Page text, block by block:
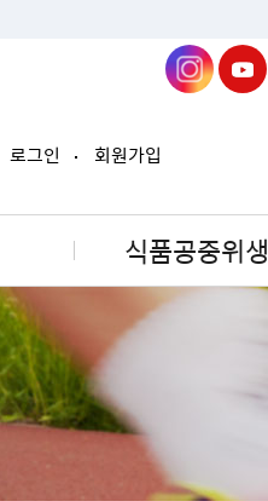
로그인 회원가입
식품공중위생